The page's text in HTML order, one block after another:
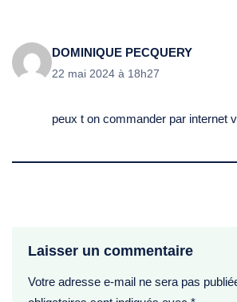
DOMINIQUE PECQUERY
22 mai 2024 à 18h27
peux t on commander par internet
Laisser un commentaire
Votre adresse e-mail ne sera pas